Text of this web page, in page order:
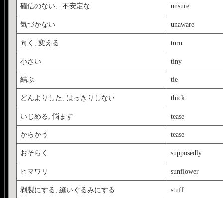
確信のない、不安定な unsure
気づかない unaware
向く, 変える turn
小さい tiny
結ぶ tie
どんよりした, はっきりしない thick
いじめる, 悩ます tease
からかう tease
おそらく supposedly
ヒマワリ sunflower
剥製にする, 縫いぐるみにする stuff